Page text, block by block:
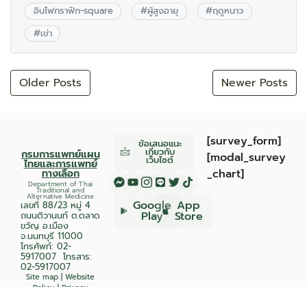
อินโฟกราฟิก-square #ผู้สูงอายุ #ฤดูหนาว
#เข่า
Older Posts Newer Posts
กรมการแพทย์แผน
ไทยและการแพทย์
ทางเลือก
Department of Thai
Traditional and
Alternative Medicine
เลขที่ 88/23 หมู่ 4
ถนนติวานนท์ ต.ตลาด
ขวัญ อ.เมือง
จ.นนทบุรี 11000
โทรศัพท์: 02-
5917007 โทรสาร:
02-5917007
Site map | Website
ข้อเสนอแนะ
เกี่ยวกับ
เว็บไซต์
Google
Play
App
Store
[survey_form]
[modal_survey
_chart]